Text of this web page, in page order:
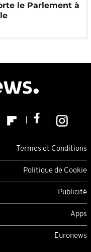
le Parlement à
Termes et Conditions
Politique de Cookie
Publicité
Apps
Euronews